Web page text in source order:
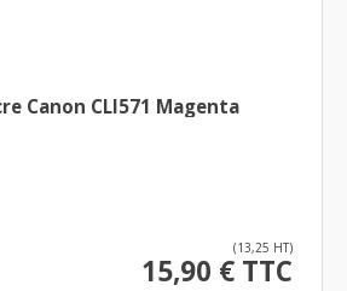
Canon CLI571 Magenta
(13,25 HT)
15,90 € TTC